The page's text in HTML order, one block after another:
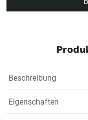
Beschreibung
Eigenschaften